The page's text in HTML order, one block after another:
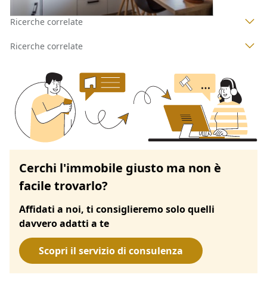
Ricerche correlate
Ricerche correlate
Cerchi l'immobile giusto ma non è
facile trovarlo?
Affidati a noi, ti consiglieremo solo quelli
davvero adatti a te
Scopri il servizio di consulenza